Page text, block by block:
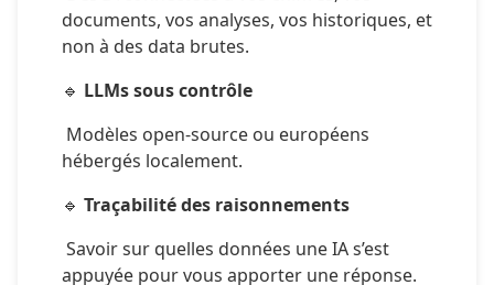
documents, vos analyses, vos historiques, et
non à des data brutes.
🔹 LLMs sous contrôle
hébergés localement.
🔹 Traçabilité des raisonnements
appuyée pour vous apporter une réponse.